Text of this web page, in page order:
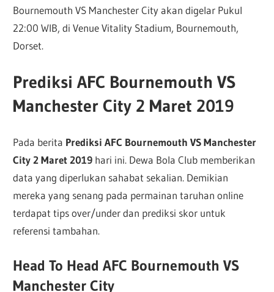
Bournemouth VS Manchester City akan digelar Pukul
22:00 WIB, di Venue Vitality Stadium, Bournemouth,
Dorset.
Prediksi AFC Bournemouth VS
Manchester City 2 Maret 2019
Pada berita Prediksi AFC Bournemouth VS Manchester
City 2 Maret 2019 hari ini. Dewa Bola Club memberikan
data yang diperlukan sahabat sekalian. Demikian
mereka yang senang pada permainan taruhan online
terdapat tips over/under dan prediksi skor untuk
referensi tambahan.
Head To Head AFC Bournemouth VS
Manchester City